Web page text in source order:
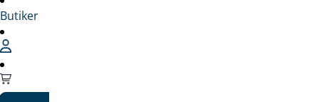
Butiker